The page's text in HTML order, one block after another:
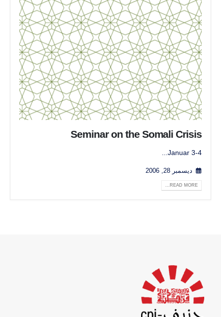
Seminar on the Somali Crisis
3-4 Januar...
ديسمبر 28, 2006
READ MORE...